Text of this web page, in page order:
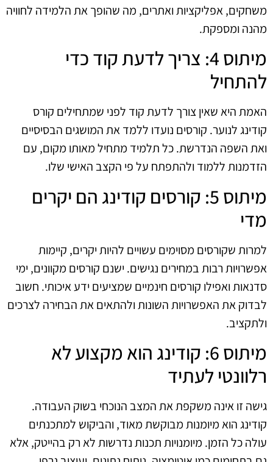
משחקים, אפליקציות ואתרים, מה שהופך את הלמידה לחוויה
מהנה ומספקת.
מיתוס 4: צריך לדעת קוד כדי
להתחיל
האמת היא שאין צורך לדעת קוד לפני שמתחילים קורס
קודינג לנוער. קורסים נועדו ללמד את המושגים הבסיסיים
ואת השפה הנדרשת. כל תלמיד מתחיל מאותו מקום, עם
הזדמנות ללמוד ולהתפתח על פי הקצב האישי שלו.
מיתוס 5: קורסים קודינג הם יקרים
מדי
למרות שקורסים מסוימים עשויים להיות יקרים, קיימות
אפשרויות רבות במחירים נגישים. ישנם קורסים מקוונים, ימי
סדנאות ואפילו קורסים חינמיים שמציעים ידע איכותי. חשוב
לבדוק את האפשרויות השונות ולהתאים את הבחירה לצרכים
ולתקציב.
מיתוס 6: קודינג הוא מקצוע לא
רלוונטי לעתיד
גישה זו אינה משקפת את המצב הנוכחי בשוק העבודה.
קודינג הוא מיומנות מבוקשת מאוד, והביקוש למתכנתים
עולה כל הזמן. מיומנויות תכנות נדרשות לא רק בהייטק, אלא